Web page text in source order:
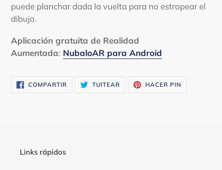
puede planchar dada la vuelta para no estropear el
dibujo.
Aplicación gratuita de Realidad
Aumentada: NubaloAR para Android
COMPARTIRCOMPARTIR
EN
TUITEAR TUITEARHACER PIN
Links rápidos